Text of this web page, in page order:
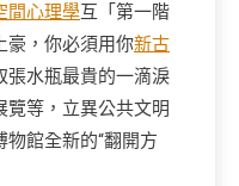
間心理學互「第一階
豪，你必須用你新古
張水瓶最貴的一滴淚
覽等，立異公共文明
館全新的“翻開方